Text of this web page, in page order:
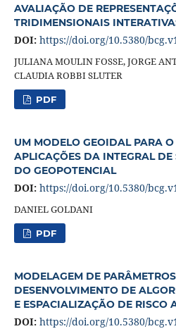
AVALIAÇÃO DE
TRIDIMENSIONAIS
DOI: https://doi.org/10.5380/
JULIANA MOULIN FOSSE, JORGE
CLAUDIA ROBBI SLUTER
PDF
UM MODELO GEOIDAL PARA
APLICAÇÕES DA INTEGRAL DE
DO GEOPOTENCIAL
DOI: https://doi.org/10.5380/
DANIEL GOLDANI
PDF
MODELAGEM DE
DESENVOLVIMENTO DE
E ESPACIALIZAÇÃO DE RISCO
DOI: https://doi.org/10.5380/